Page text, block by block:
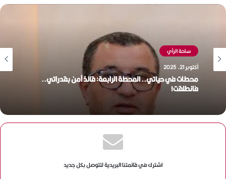
ساحة الرأي
أكتوبر 21, 2025
محطات في حياتي.. المحطة الرابعة: قائدٌ آمن بقدراتي..
فانطلقت!
اشترك في قائمتنا البريدية لتتوصل بكل جديد